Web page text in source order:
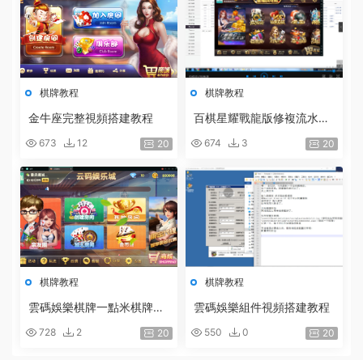
棋牌教程
金牛座完整視頻搭建教程
673 12 20
棋牌教程
百棋星耀戰龍版修複流水問
加挂機搭建教程
674 3 20
棋牌教程
雲碼娛樂棋牌一點米棋牌遊
發雲碼娛樂遊戲組件視頻搭
728 2 20
棋牌教程
雲碼娛樂組件視頻搭建教程
550 0 20